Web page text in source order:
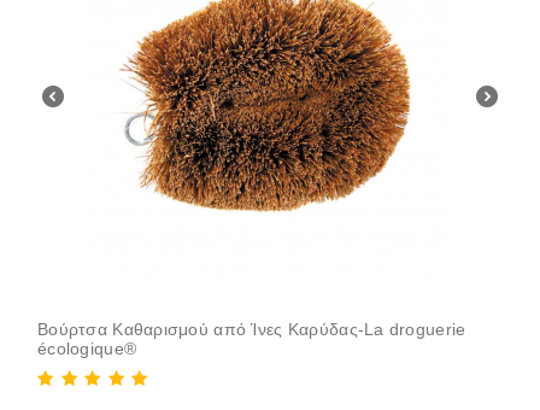
Βούρτσα Καθαρισμού από Ίνες Καρύδας-La droguerie
écologique®